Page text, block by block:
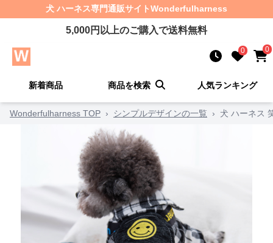
犬 ハーネス専門通販サイトWonderfulharness
5,000円以上のご購入で送料無料
0 0
新着商品 商品を検索 人気ランキング
Wonderfulharness TOP › シンプルデザインの一覧 › 犬 ハーネス